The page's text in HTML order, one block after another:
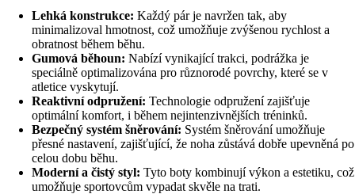
Lehká konstrukce: Každý pár je navržen tak, aby
minimalizoval hmotnost, což umožňuje zvýšenou rychlost a
obratnost během běhu.
Gumová běhoun: Nabízí vynikající trakci, podrážka je
speciálně optimalizována pro různorodé povrchy, které se v
atletice vyskytují.
Reaktivní odpružení: Technologie odpružení zajišťuje
optimální komfort, i během nejintenzivnějších tréninků.
Bezpečný systém šněrování: Systém šněrování umožňuje
přesné nastavení, zajišťující, že noha zůstává dobře upevněná po
celou dobu běhu.
Moderní a čistý styl: Tyto boty kombinují výkon a estetiku, což
umožňuje sportovcům vypadat skvěle na trati.